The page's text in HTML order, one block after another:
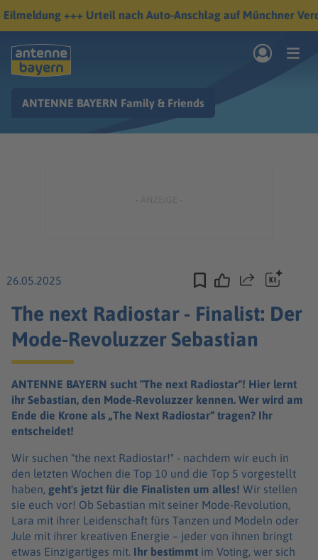
ANTENNE BAYERN Family & Friends
26.05.2025 Teilen
The next Radiostar - Finalist: Der
Mode-Revoluzzer Sebastian
ANTENNE BAYERN sucht "The next Radiostar"! Hier lernt
ihr Sebastian, den Mode-Revoluzzer kennen. Wer wird am
Ende die Krone als „The Next Radiostar“ tragen? Ihr
entscheidet!
Wir suchen "the next Radiostar!" - nachdem wir euch in
den letzten Wochen die Top 10 und die Top 5 vorgestellt
haben, geht's jetzt für die Finalisten um alles! Wir stellen
sie euch vor! Ob Sebastian mit seiner Mode-Revolution,
Lara mit ihrer Leidenschaft fürs Tanzen und Modeln oder
Jule mit ihrer kreativen Energie – jeder von ihnen bringt
etwas Einzigartiges mit. Ihr bestimmt im Voting, wer sich